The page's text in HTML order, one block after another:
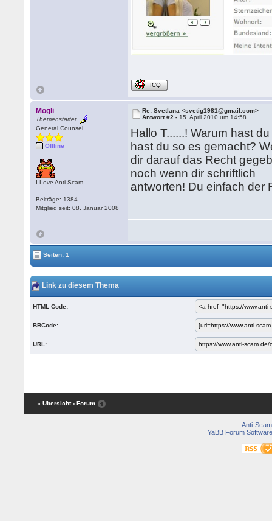
ICQ
Mogli
Themenstarter
General Counsel
Offline
I Love Anti-Scam
Beiträge: 1384
Mitglied seit: 08. Januar 2008
Re: Svetlana <svetig1981@gmail.com>
Antwort #2 - 15. April 2010 um 14:58
Hallo T......! Warum hast
hast du so es gemacht?
dir darauf das Recht
noch wenn dir schriftlich
antworten! Du einfach der
Seiten: 1
Link zu diesem Thema
HTML Code:
BBCode:
URL:
« Übersicht ‹ Forum
Anti-Scam
YaBB Forum Software